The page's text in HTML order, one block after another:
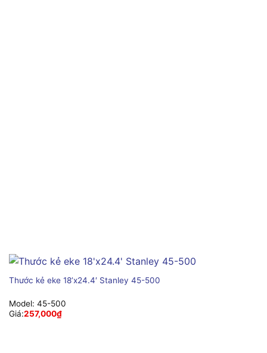
Thước kẻ eke 18’x24.4′ Stanley 45-500
Model: 45-500
Giá:257,000₫